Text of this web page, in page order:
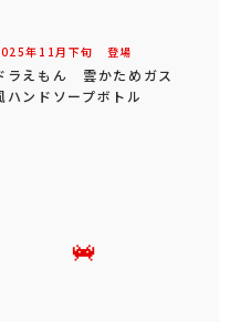
年 11 月 下旬 登場
ラえもん 雲かためガス
ハンドソープボトル